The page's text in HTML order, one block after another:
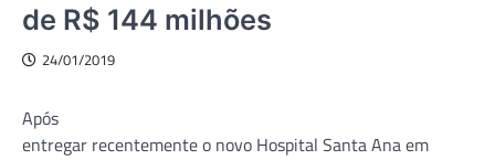
de R$ 144 milhões
24/01/2019
Após
entregar recentemente o novo Hospital Santa Ana em